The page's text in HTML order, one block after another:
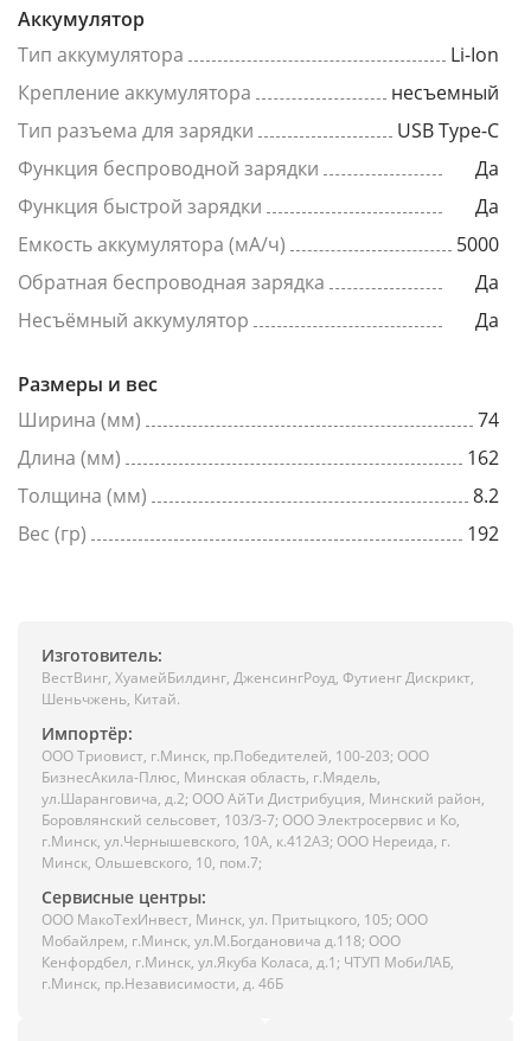
Аккумулятор
Тип аккумулятора
Li-Ion
Крепление аккумулятора
несъемный
Тип разъема для зарядки
USB Type-C
Функция беспроводной зарядки
Да
Функция быстрой зарядки
Да
Емкость аккумулятора (мА/ч)
5000
Обратная беспроводная зарядка
Да
Несъёмный аккумулятор
Да
Размеры и вес
Ширина (мм)
74
Длина (мм)
162
Толщина (мм)
8.2
Вес (гр)
192
Изготовитель:
ВестВинг, ХуамейБилдинг, ДженсингРоуд, Футиенг Дискрикт,
Шеньчжень, Китай.
Импортёр:
ООО Триовист, г.Минск, пр.Победителей, 100-203; ООО
БизнесАкила-Плюс, Минская область, г.Мядель,
ул.Шаранговича, д.2; ООО АйТи Дистрибуция, Минский район,
Боровлянский сельсовет, 103/3-7; ООО Электросервис и Ко,
г.Минск, ул.Чернышевского, 10А, к.412АЗ; ООО Нереида, г.
Минск, Ольшевского, 10, пом.7;
Сервисные центры:
ООО МакоТехИнвест, Минск, ул. Притыцкого, 105; ООО
Мобайлрем, г.Минск, ул.М.Богдановича д.118; ООО
Кенфордбел, г.Минск, ул.Якуба Коласа, д.1; ЧТУП МобиЛАБ,
г.Минск, пр.Независимости, д. 46Б